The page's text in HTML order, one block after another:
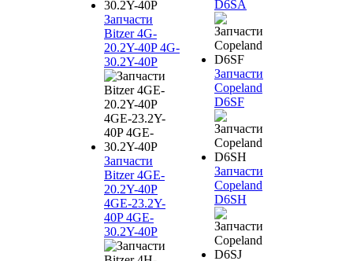
Запчасти
Bitzer 4G-
20.2Y-40P 4G-
30.2Y-40P
Запчасти
Bitzer 4GE-
20.2Y-40P
4GE-23.2Y-
40P 4GE-
30.2Y-40P
D6SA
Запчасти
Copeland
D6SF
Запчасти
Copeland
D6SH